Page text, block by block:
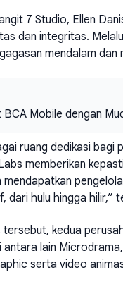
7 Studio, Ellen
dan integritas.
mendalam dan
Mobile dengan
ruang dedikasi bagi
memberikan
mendapatkan
hulu hingga hilir,”
kedua
antara lain
serta video